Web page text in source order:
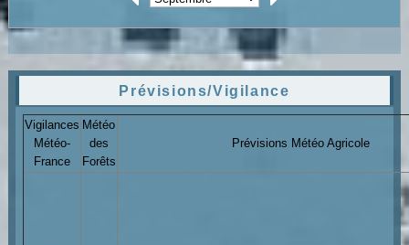
Prévisions/Vigilance
Vigilances
Météo-
France
Météo
des
Forêts
Prévisions Météo Agricole